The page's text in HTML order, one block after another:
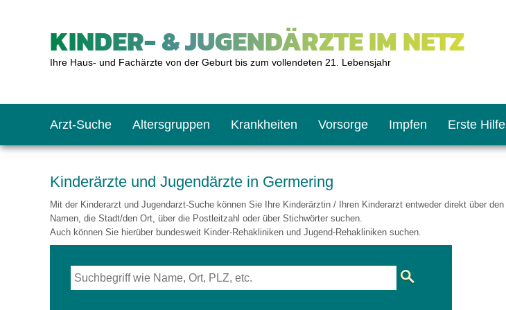
KINDER- & JUGENDÄRZTE IM NETZ
Ihre Haus- und Fachärzte von der Geburt bis zum vollendeten 21. Lebensjahr
Arzt-Suche Altersgruppen
Kleinkinder
Krankheiten Vorsorge
Kleinkind: U7 bis U9
Impfen
Impfen: Wann und wie oft?
Erste Hilfe
Giftnotruf
Sozialpädiatrie
Körpergrößen-Rechner
Kinderärzte und Jugendärzte in Germering
Mit der Kinderarzt und Jugendarzt-Suche können Sie Ihre Kinderärztin / Ihren Kinderarzt entweder direkt über den
Namen, die Stadt/den Ort, über die Postleitzahl oder über Stichwörter suchen.
Auch können Sie hierüber bundesweit Kinder-Rehakliniken und Jugend-Rehakliniken suchen.